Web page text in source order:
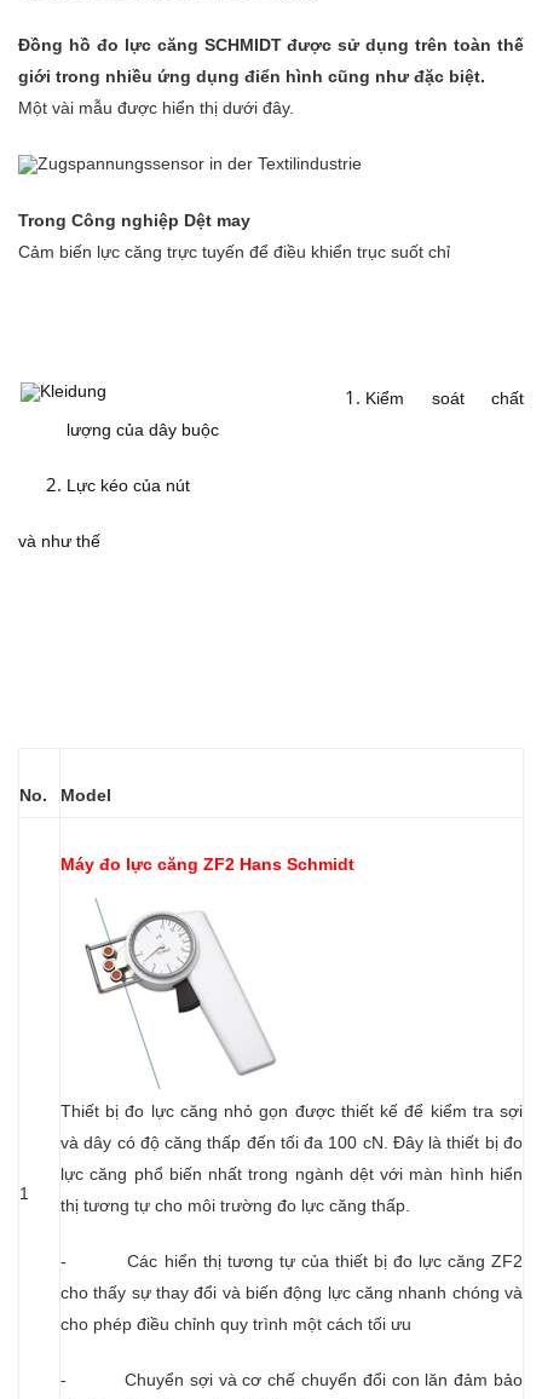
Đồng hồ đo lực căng SCHMIDT được sử dụng trên toàn thế
giới trong nhiều ứng dụng điển hình cũng như đặc biệt.
Một vài mẫu được hiển thị dưới đây.
Trong Công nghiệp Dệt may
Cảm biến lực căng trực tuyến để điều khiển trục suốt chỉ
Kiểm soát chất
lượng của dây buộc
Lực kéo của nút
và như thế
No. Model
1
Máy đo lực căng ZF2 Hans Schmidt
Thiết bị đo lực căng nhỏ gọn được thiết kế để kiểm tra sợi
và dây có độ căng thấp đến tối đa 100 cN. Đây là thiết bị đo
lực căng phổ biến nhất trong ngành dệt với màn hình hiển
thị tương tự cho môi trường đo lực căng thấp.
- Các hiển thị tương tự của thiết bị đo lực căng ZF2
cho thấy sự thay đổi và biến động lực căng nhanh chóng và
cho phép điều chỉnh quy trình một cách tối ưu
- Chuyển sợi và cơ chế chuyển đổi con lăn đảm bảo